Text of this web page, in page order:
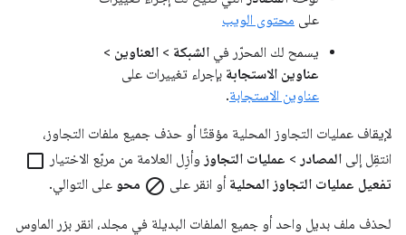
على محتوى الويب
يسمح لك المحرّر في الشبكة > العناوين >
عناوين الاستجابة بإجراء تغييرات على
عناوين الاستجابة.
لإيقاف عمليات التجاوز المحلية مؤقتًا أو حذف جميع ملفات التجاوز،
انتقِل إلى المصادر > عمليات التجاوز وأزِل العلامة من مربّع الاختيار check_box_outline_blank
تفعيل عمليات التجاوز المحلية أو انقر على block محو على التوالي.
لحذف ملف بديل واحد أو جميع الملفات البديلة في مجلد، انقر بزر الماوس